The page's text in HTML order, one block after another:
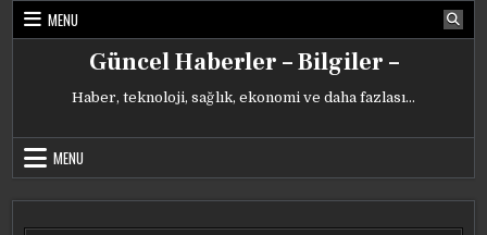
Skip
MENU
Güncel Haberler – Bilgiler –
Haber, teknoloji, sağlık, ekonomi ve daha fazlası…
MENU